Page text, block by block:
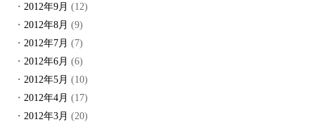
2012年9月 (12)
2012年8月 (9)
2012年7月 (7)
2012年6月 (6)
2012年5月 (10)
2012年4月 (17)
2012年3月 (20)